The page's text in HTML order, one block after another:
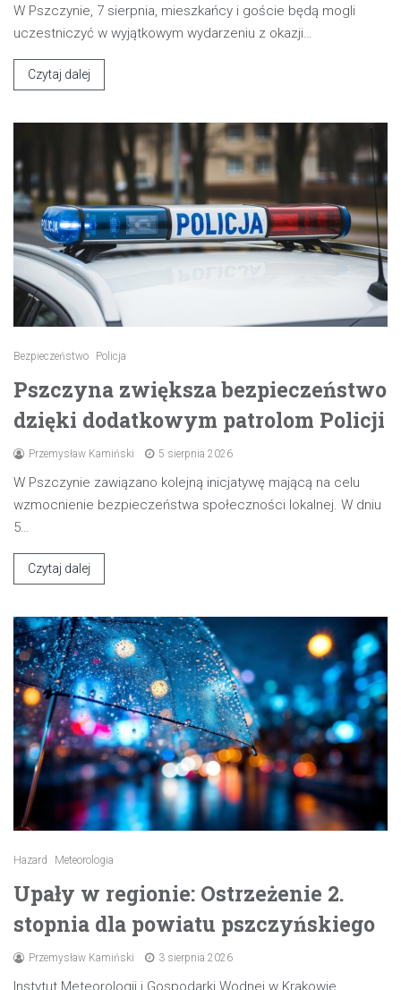
W Pszczynie, 7 sierpnia, mieszkańcy i goście będą mogli
uczestniczyć w wyjątkowym wydarzeniu z okazji…
Czytaj dalej
Bezpieczeństwo Policja
Pszczyna zwiększa bezpieczeństwo
dzięki dodatkowym patrolom Policji
Przemysław Kamiński 5 sierpnia 2026
W Pszczynie zawiązano kolejną inicjatywę mającą na celu
wzmocnienie bezpieczeństwa społeczności lokalnej. W dniu
5…
Czytaj dalej
Hazard Meteorologia
Upały w regionie: Ostrzeżenie 2.
stopnia dla powiatu pszczyńskiego
Przemysław Kamiński 3 sierpnia 2026
Instytut Meteorologii i Gospodarki Wodnej w Krakowie